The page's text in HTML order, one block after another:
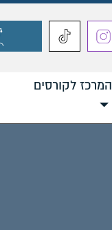
המרכז לקורסים